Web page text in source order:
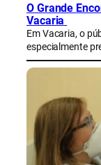
O Grande
Vacaria
Em Vacaria, o
especialmente